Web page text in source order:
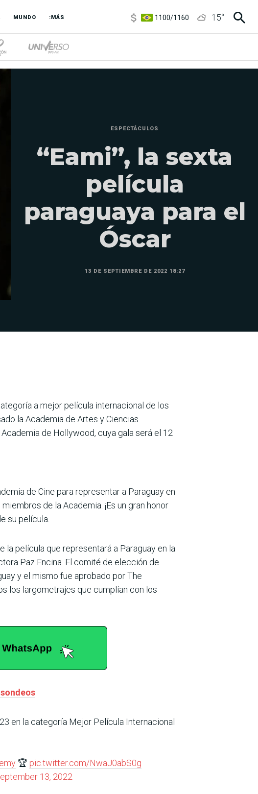
MUNDO :MÁS
3,8/4
15°
ESPECTÁCULOS
“Eami”, la sexta
película
paraguaya para el
Óscar
13 DE SEPTIEMBRE DE 2022 18:27
a mejor película internacional de los
la Academia de Artes y Ciencias
de Hollywood, cuya gala será el 12
de Cine para representar a Paraguay en
de la Academia. ¡Es un gran honor
su película.
la película que representará a Paraguay en la
Paz Encina. El comité de elección de
y el mismo fue aprobado por The
los largometrajes que cumplían con los
en la categoría Mejor Película Internacional
🏆 pic.twitter.com/NwaJ0abS0g
13, 2022